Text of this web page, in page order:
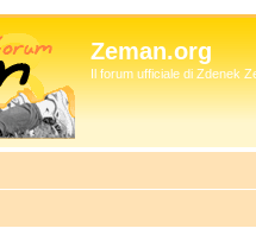
Zeman.org
Il forum ufficiale di Zdenek